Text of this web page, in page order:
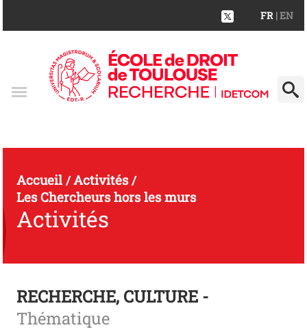
FR | EN
Accueil/Activités/
Les Chercheurs hors les murs
Activités
RECHERCHE, CULTURE -
Thématique